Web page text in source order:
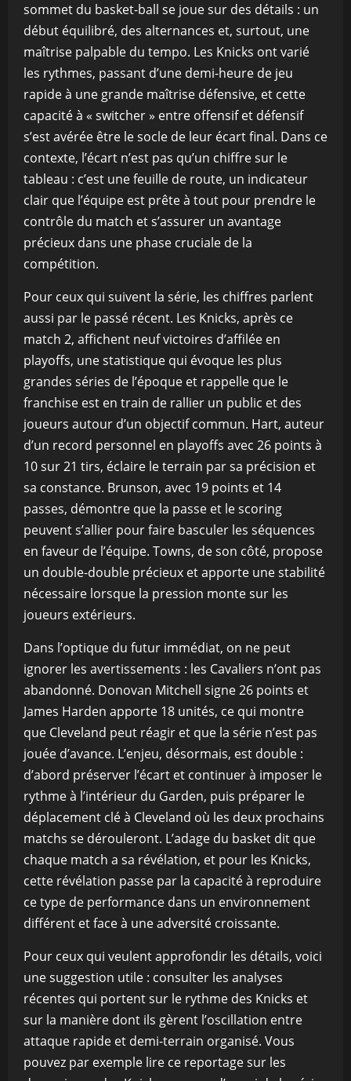
sommet du basket-ball se joue sur des détails : un
début équilibré, des alternances et, surtout, une
maîtrise palpable du tempo. Les Knicks ont varié
les rythmes, passant d’une demi-heure de jeu
rapide à une grande maîtrise défensive, et cette
capacité à « switcher » entre offensif et défensif
s’est avérée être le socle de leur écart final. Dans ce
contexte, l’écart n’est pas qu’un chiffre sur le
tableau : c’est une feuille de route, un indicateur
clair que l’équipe est prête à tout pour prendre le
contrôle du match et s’assurer un avantage
précieux dans une phase cruciale de la
compétition.
Pour ceux qui suivent la série, les chiffres parlent
aussi par le passé récent. Les Knicks, après ce
match 2, affichent neuf victoires d’affilée en
playoffs, une statistique qui évoque les plus
grandes séries de l’époque et rappelle que le
franchise est en train de rallier un public et des
joueurs autour d’un objectif commun. Hart, auteur
d’un record personnel en playoffs avec 26 points à
10 sur 21 tirs, éclaire le terrain par sa précision et
sa constance. Brunson, avec 19 points et 14
passes, démontre que la passe et le scoring
peuvent s’allier pour faire basculer les séquences
en faveur de l’équipe. Towns, de son côté, propose
un double-double précieux et apporte une stabilité
nécessaire lorsque la pression monte sur les
joueurs extérieurs.
Dans l’optique du futur immédiat, on ne peut
ignorer les avertissements : les Cavaliers n’ont pas
abandonné. Donovan Mitchell signe 26 points et
James Harden apporte 18 unités, ce qui montre
que Cleveland peut réagir et que la série n’est pas
jouée d’avance. L’enjeu, désormais, est double :
d’abord préserver l’écart et continuer à imposer le
rythme à l’intérieur du Garden, puis préparer le
déplacement clé à Cleveland où les deux prochains
matchs se dérouleront. L’adage du basket dit que
chaque match a sa révélation, et pour les Knicks,
cette révélation passe par la capacité à reproduire
ce type de performance dans un environnement
différent et face à une adversité croissante.
Pour ceux qui veulent approfondir les détails, voici
une suggestion utile : consulter les analyses
récentes qui portent sur le rythme des Knicks et
sur la manière dont ils gèrent l’oscillation entre
attaque rapide et demi-terrain organisé. Vous
pouvez par exemple lire ce reportage sur les